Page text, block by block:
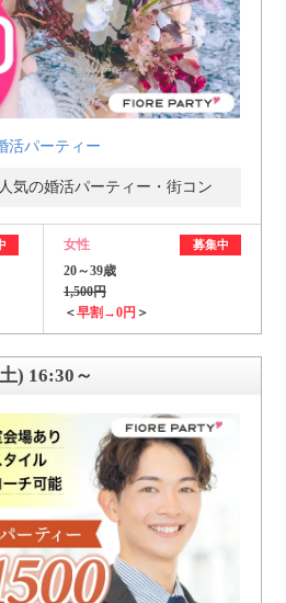
保護のため
シーマークを取得しております
活パーティー
気の婚活パーティー・街コン
女性 募集中
20～39歳
1,500円
＜早割→0円 ＞
) 16:30～